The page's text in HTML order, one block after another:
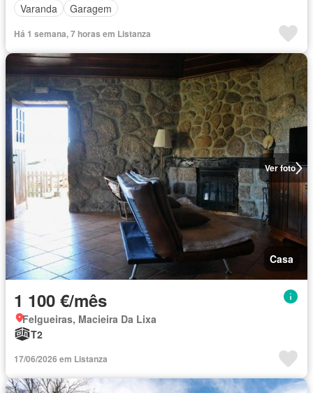
Varanda
Garagem
Há 1 semana, 7 horas em Listanza
Ver foto
Casa
1 100 €/mês
Felgueiras, Macieira Da Lixa
T2
17/06/2026 em Listanza